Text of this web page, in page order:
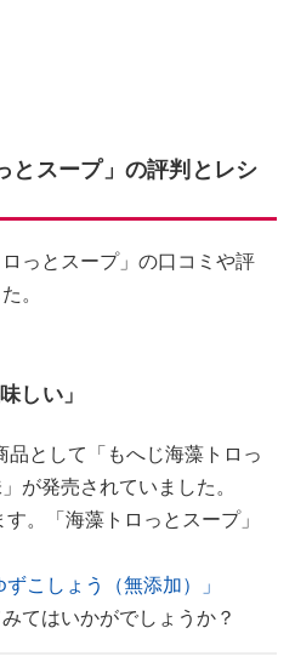
とスープ」の評判とレシ
っとスープ」の口コミや評
。
しい」
として「もへじ海藻トロっ
が発売されていました。
。「海藻トロっとスープ」
こしょう（無添加）」
てはいかがでしょうか？